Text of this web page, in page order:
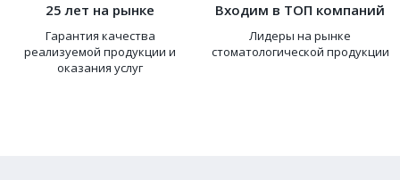
25 лет на рынке
Гарантия качества
реализуемой продукции и
оказания услуг
Входим в ТОП компаний
Лидеры на рынке
стоматологической продукции